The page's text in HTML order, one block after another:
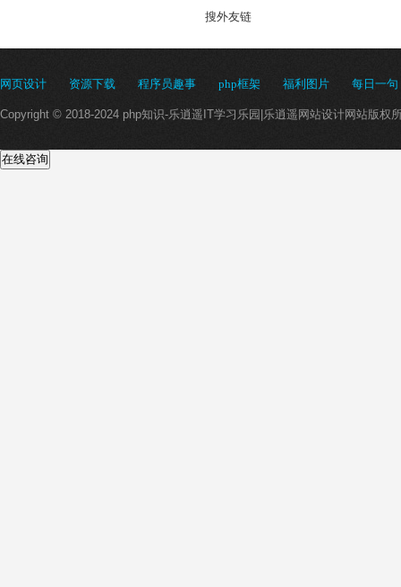
搜外友链
网页设计 资源下载 程序员趣事 php框架 福利图片 每日一句
Copyright © 2018-2024 php知识-乐逍遥IT学习乐园|乐逍遥网站设计网站版权